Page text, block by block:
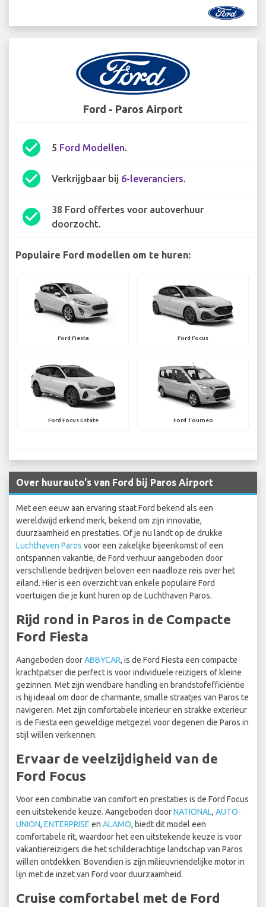
Ford - Paros Airport
check_circle 5 Ford Modellen.
check_circle Verkrijgbaar bij 6-leveranciers.
check_circle
38 Ford offertes voor autoverhuur
doorzocht.
Populaire Ford modellen om te huren:
Ford Fiesta Ford Focus
Ford Focus Estate Ford Tourneo
Over huurauto's van Ford bij Paros Airport
Met een eeuw aan ervaring staat Ford bekend als een
wereldwijd erkend merk, bekend om zijn innovatie,
duurzaamheid en prestaties. Of je nu landt op de drukke
Luchthaven Paros voor een zakelijke bijeenkomst of een
ontspannen vakantie, de Ford verhuur aangeboden door
verschillende bedrijven beloven een naadloze reis over het
eiland. Hier is een overzicht van enkele populaire Ford
voertuigen die je kunt huren op de Luchthaven Paros.
Rijd rond in Paros in de Compacte
Ford Fiesta
Aangeboden doorABBYCAR, is de Ford Fiesta een compacte
krachtpatser die perfect is voor individuele reizigers of kleine
gezinnen. Met zijn wendbare handling en brandstofefficiëntie
is hij ideaal om door de charmante, smalle straatjes van Paros te
navigeren. Met zijn comfortabele interieur en strakke exterieur
is de Fiesta een geweldige metgezel voor degenen die Paros in
stijl willen verkennen.
Ervaar de veelzijdigheid van de
Ford Focus
Voor een combinatie van comfort en prestaties is de Ford Focus
een uitstekende keuze. Aangeboden doorNATIONAL, AUTO-
UNION, ENTERPRISE en ALAMO, biedt dit model een
comfortabele rit, waardoor het een uitstekende keuze is voor
vakantiereizigers die het schilderachtige landschap van Paros
willen ontdekken. Bovendien is zijn milieuvriendelijke motor in
lijn met de inzet van Ford voor duurzaamheid.
Cruise comfortabel met de Ford